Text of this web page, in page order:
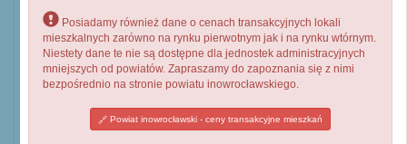
Posiadamy również dane o cenach transakcyjnych lokali
mieszkalnych zarówno na rynku pierwotnym jak i na rynku wtórnym.
Niestety dane te nie są dostępne dla jednostek administracyjnych
mniejszych od powiatów. Zapraszamy do zapoznania się z nimi
bezpośrednio na stronie powiatu inowrocławskiego.
Powiat inowrocławski - ceny transakcyjne mieszkań